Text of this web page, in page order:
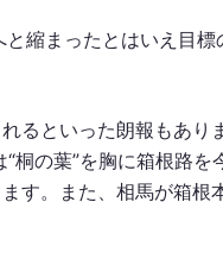
縮まったとはいえ目標
るといった朗報もあり
桐の葉”を胸に箱根路を
す。また、相馬が箱根